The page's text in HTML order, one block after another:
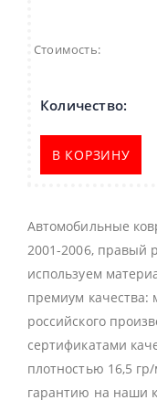
Стоимость:
В КОРЗИНУ
Автомобильные
2001-2006, правый
используем
премиум качества:
российского
сертификатами
плотностью 16,5
гарантию на наши